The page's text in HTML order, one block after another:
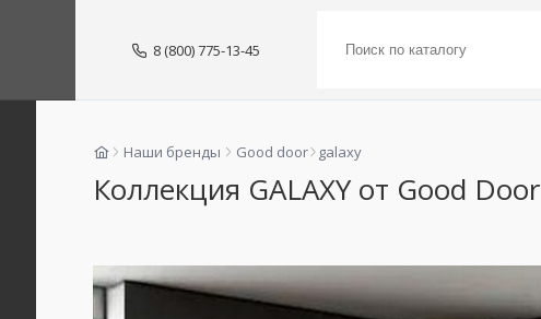
8 (800) 775-13-45
Наши бренды Good door galaxy
Коллекция GALAXY от Good Door